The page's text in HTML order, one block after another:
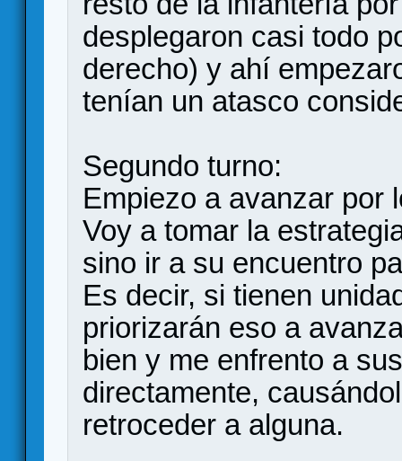
desplegaron casi todo
derecho) y ahí
tenían un atasco
Segundo turno:
Empiezo a avanzar por
Voy a tomar la
sino ir a su encuentro
Es decir, si tienen
priorizarán eso a
bien y me enfrento a
directamente,
retroceder a alguna.